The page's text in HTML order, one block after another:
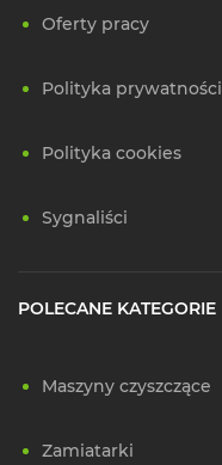
Oferty pracy
Polityka prywatności
Polityka cookies
Sygnaliści
POLECANE KATEGORIE
Maszyny czyszczące
Zamiatarki